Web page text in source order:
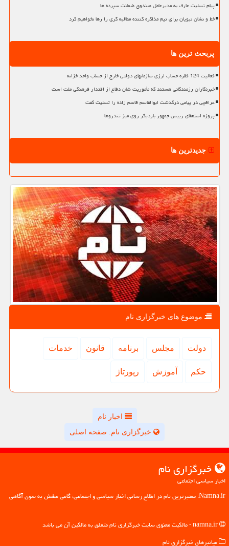
پیام تسلیت عارف به مدیرعامل صندوق ضمانت سپرده ها
خط و نشان نبویان برای تیم مذاکره کننده مطالبه گری را رها نخواهیم کرد
پربحث ترین ها
فعالیت 124 فقره حساب ارزی سازمانهای دولتی خارج از حساب واحد خزانه
خبرنگاران رزمندگانی هستند که مأموریت شان دفاع از اقتدار فرهنگی ملت است
عراقچی در پیامی درگذشت ابوالقاسم قاسم زاده را تسلیت گفت
پروژه استعفای رییس جمهور باردیگر روی میز تندروها
جدیدترین ها
موضوع های خبرگزاری نام
دولت مجلس برنامه قانون خدمات
حكم آموزش رپورتاژ
اخبار نام
خبرگزاری نام: صفحه اصلی
خبرگزاری نام
اخبار سیاسی اجتماعی
Namna.ir: معتبرترین نام در اطلاع رسانی اخبار سیاسی و اجتماعی، گامی مطمئن به سوی آگاهی
میانبرهای خبرگزاری نام